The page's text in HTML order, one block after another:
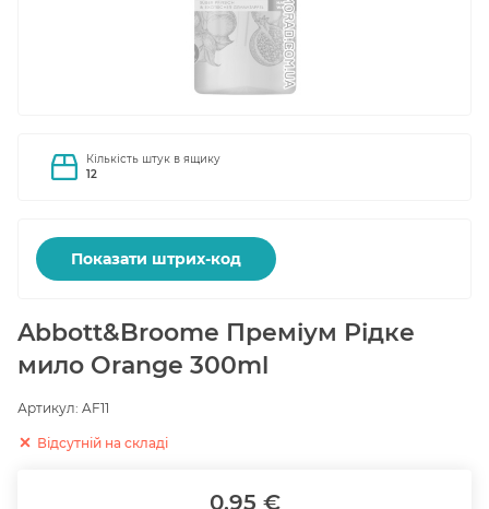
Кількість штук в ящику
12
Показати штрих-код
Abbott&Broome Преміум Рідке
мило Orange 300ml
Артикул: AF11
Відсутній на складі
0.95 €